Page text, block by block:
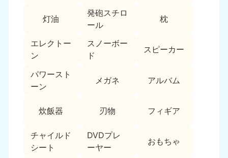
灯油
発砲スチロ
ール
枕
エレクトー
ン
スノーボー
ド
スピーカー
パワースト
ーン
メガネ アルバム
炊飯器 刃物 フィギア
チャイルド
シート
DVDプレ
ーヤー
おもちゃ
050-1881-5263
9:00〜19:00 年中無休
近畿
050-1881-5250
9:00〜19:00 年中無休 9:00〜19:00 年中無休
奈良県
050-1881-5249
三重県
050-1881-5254
滋賀県